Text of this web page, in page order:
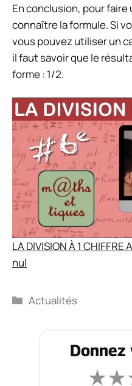
En conclusion, pour
connaître la formule. Si
vous pouvez utiliser un
il faut savoir que le
forme : 1/2.
LA DIVISION À 1
nul
Catégories
Actualités
★★